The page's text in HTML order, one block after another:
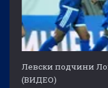
Левски подчини
(ВИДЕО)